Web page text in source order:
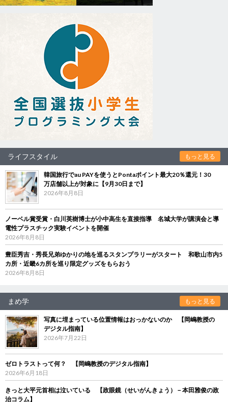
ライフスタイル もっと見る
韓国旅行でau PAYを使うとPontaポイント最大20％還元！30
万店舗以上が対象に【9月30日まで】
2026年8月8日
ノーベル賞受賞・白川英樹博士が小中高生を直接指導 名城大学が講演会と導
電性プラスチック実験イベントを開催
2026年8月8日
豊臣秀吉・秀長兄弟ゆかりの地を巡るスタンプラリーがスタート 和歌山市内5
カ所・近畿6カ所を巡り限定グッズをもらおう
2026年8月8日
まめ学 もっと見る
写真に埋まっている位置情報はおっかないのか 【岡嶋教授の
デジタル指南】
2026年7月22日
ゼロトラストって何？ 【岡嶋教授のデジタル指南】
2026年6月18日
きっと大平元首相は泣いている 【政眼鏡（せいがんきょう）－本田雅俊の政
治コラム】